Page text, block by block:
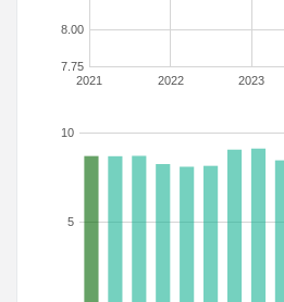
2021 2022 2023
7.75
8.00
5
10